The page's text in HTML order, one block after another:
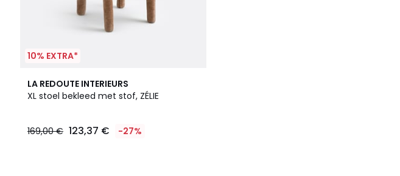
10% EXTRA*
LA REDOUTE INTERIEURS
XL stoel bekleed met stof, ZÉLIE
169,00 € 123,37 € -27%